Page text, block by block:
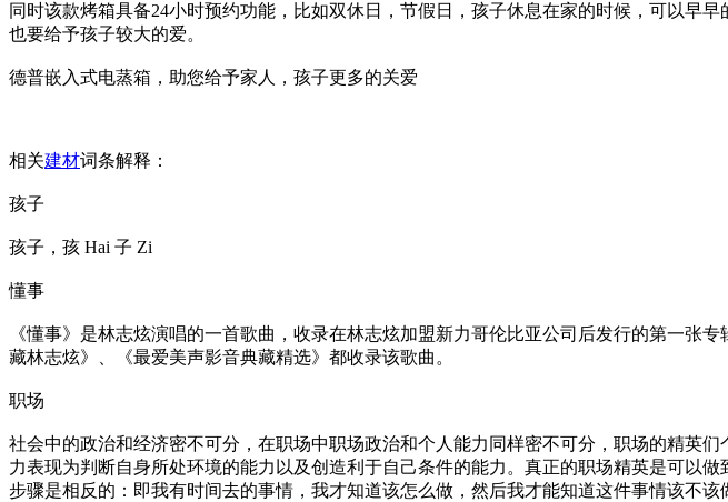
同时该款烤箱具备24小时预约功能，比如双休日，节假日，孩子休息在家的时候，可以早
也要给予孩子较大的爱。
德普嵌入式电蒸箱，助您给予家人，孩子更多的关爱
相关建材词条解释：
孩子
孩子，孩 Hai 子 Zi
懂事
《懂事》是林志炫演唱的一首歌曲，收录在林志炫加盟新力哥伦比亚公司后发行的第一张
藏林志炫》、《最爱美声影音典藏精选》都收录该歌曲。
职场
社会中的政治和经济密不可分，在职场中职场政治和个人能力同样密不可分，职场的精英
力表现为判断自身所处环境的能力以及创造利于自己条件的能力。真正的职场精英是可以
步骤是相反的：即我有时间去的事情，我才知道该怎么做，然后我才能知道这件事情该不